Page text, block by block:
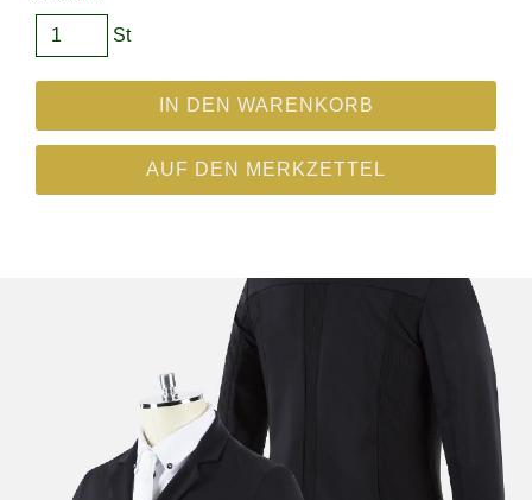
St
IN DEN WARENKORB
AUF DEN MERKZETTEL